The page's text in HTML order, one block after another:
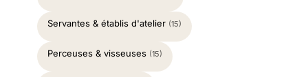
Servantes & établis d'atelier (15)
Perceuses & visseuses (15)